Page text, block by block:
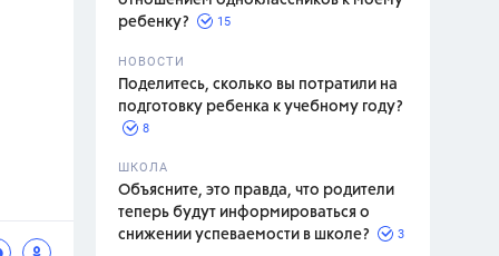
ребенку?
15
НОВОСТИ
Поделитесь, сколько вы потратили на
подготовку ребенка к учебному году?
8
ШКОЛА
Объясните, это правда, что родители
теперь будут информироваться о
снижении успеваемости в школе?
3